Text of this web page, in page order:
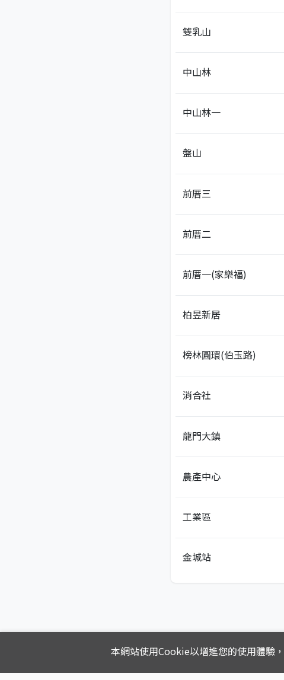
雙乳山
中山林
中山林一
盤山
前厝三
前厝二
前厝一(家樂福)
柏昱新居
榜林圓環(伯玉路)
消合社
龍門大鎮
農產中心
工業區
金城站
本網站使用Cookie以增進您的使用體驗，